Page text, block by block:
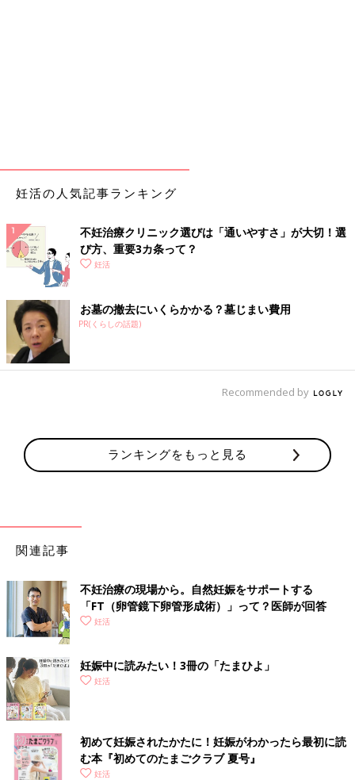
妊活の人気記事ランキング
不妊治療クリニック選びは「通いやすさ」が大切！選
び方、重要3カ条って？
妊活
お墓の撤去にいくらかかる？墓じまい費用
PR(くらしの話題)
Recommended by
ランキングをもっと見る
関連記事
不妊治療の現場から。自然妊娠をサポートする
「FT（卵管鏡下卵管形成術）」って？医師が回答
妊活
妊娠中に読みたい！3冊の「たまひよ」
妊活
初めて妊娠されたかたに！妊娠がわかったら最初に読
む本『初めてのたまごクラブ 夏号』
妊活